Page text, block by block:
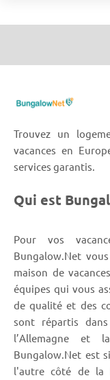
Trouvez un
vacances en
services garantis.
Qui est
Pour vos
Bungalow.Net
maison de
équipes qui vous
de qualité et des
sont répartis
l’Allemagne et
Bungalow.Net est
l'autre côté de la